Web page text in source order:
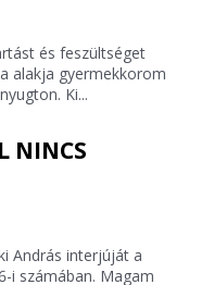
és feszültséget
alakja gyermekkorom
Ki...
NINCS
András interjúját a
i számában. Magam